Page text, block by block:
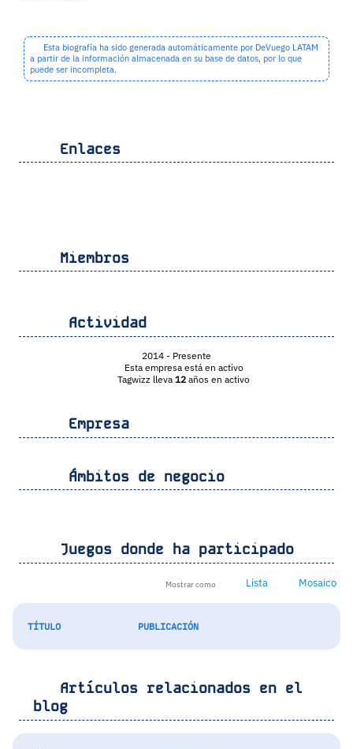
Esta biografía ha sido generada automáticamente por DeVuego LATAM
a partir de la información almacenada en su base de datos, por lo que
puede ser incompleta.
Enlaces
Miembros
Actividad
2014 - Presente
Esta empresa está en activo
Tagwizz lleva 12 años en activo
Empresa
Ámbitos de negocio
Juegos donde ha participado
Mostrar como Lista Mosaico
TÍTULO PUBLICACIÓN
Artículos relacionados en el
blog